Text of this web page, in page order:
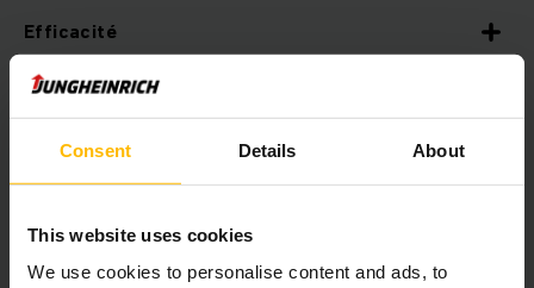
Consent Details About
This website uses cookies
We use cookies to personalise content and ads, to
Efficacité
Sécurité